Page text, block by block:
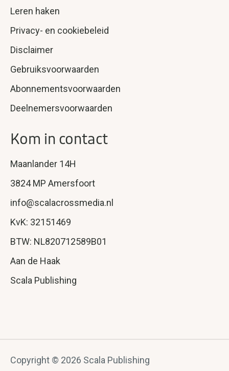
Leren haken
Privacy- en cookiebeleid
Disclaimer
Gebruiksvoorwaarden
Abonnementsvoorwaarden
Deelnemersvoorwaarden
Kom in contact
Maanlander 14H
3824 MP Amersfoort
info@scalacrossmedia.nl
KvK: 32151469
BTW: NL820712589B01
Aan de Haak
Scala Publishing
Copyright © 2026 Scala Publishing